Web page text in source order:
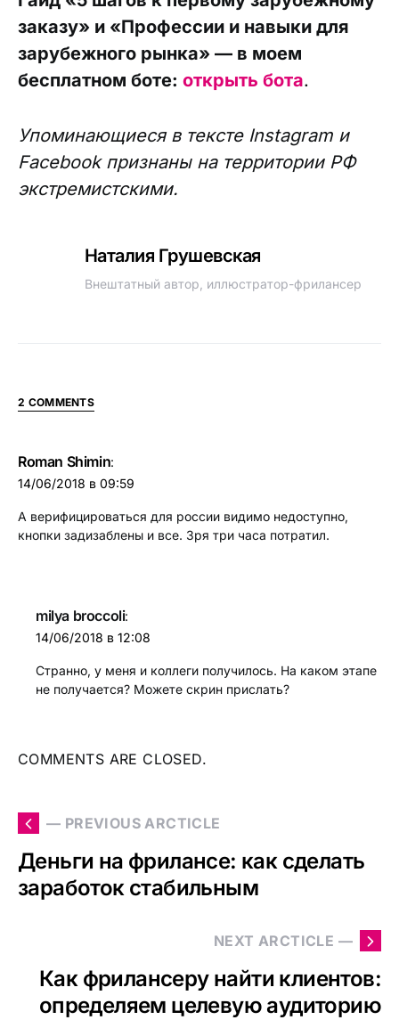
заказу» и «Профессии и навыки для
зарубежного рынка» — в моем
бесплатном боте: открыть бота.
Упоминающиеся в тексте Instagram и
Facebook признаны на территории РФ
экстремистскими.
Наталия Грушевская
Внештатный автор, иллюстратор-фрилансер
2 COMMENTS
Roman Shimin:
14/06/2018 в 09:59
А верифицироваться для россии видимо недоступно,
кнопки задизаблены и все. Зря три часа потратил.
milya broccoli:
14/06/2018 в 12:08
Странно, у меня и коллеги получилось. На каком этапе
не получается? Можете скрин прислать?
COMMENTS ARE CLOSED.
— PREVIOUS ARCTICLE
Деньги на фрилансе: как сделать
заработок стабильным
NEXT ARCTICLE —
Как фрилансеру найти клиентов:
определяем целевую аудиторию